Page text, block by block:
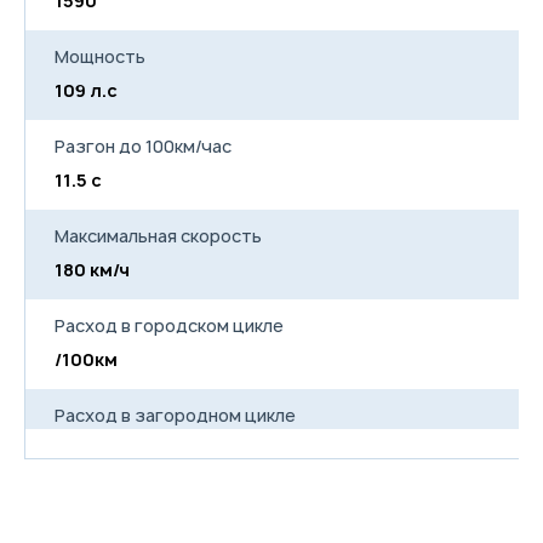
Мощность
109 л.с
Разгон до 100км/час
11.5 с
Максимальная скорость
180 км/ч
Расход в городском цикле
/100км
Расход в загородном цикле